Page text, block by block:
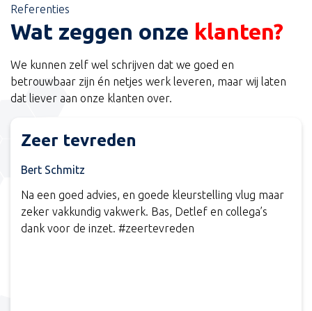
Referenties
Wat zeggen onze klanten?
We kunnen zelf wel schrijven dat we goed en
betrouwbaar zijn én netjes werk leveren, maar wij laten
dat liever aan onze klanten over.
Zeer tevreden
Bert Schmitz
Na een goed advies, en goede kleurstelling vlug maar
zeker vakkundig vakwerk. Bas, Detlef en collega’s
dank voor de inzet. #zeertevreden